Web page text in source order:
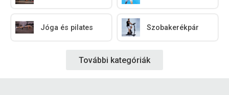
Jóga és pilates Szobakerékpár
További kategóriák